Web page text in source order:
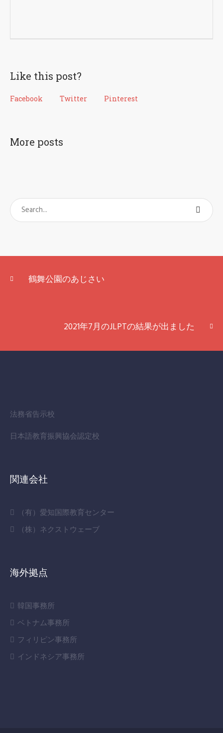
Like this post?
Facebook Twitter Pinterest
More posts
鶴舞公園のあじさい
2021年7月のJLPTの結果が出ました
法務省告示校
日本語教育振興協会認定校
関連会社
（有）愛知国際教育センター
（株）ネクストウェーブ
海外拠点
韓国事務所
ベトナム事務所
フィリピン事務所
インドネシア事務所